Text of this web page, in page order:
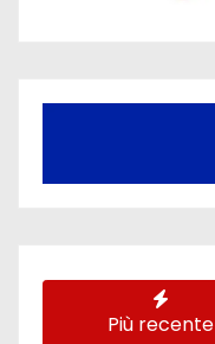
Più recente